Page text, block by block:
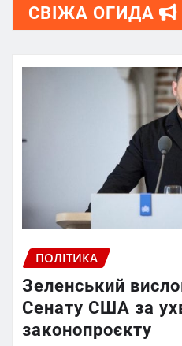
СВІЖА ОГИДА
ПОЛІТИКА
Зеленський
Сенату США за
законопроєкту